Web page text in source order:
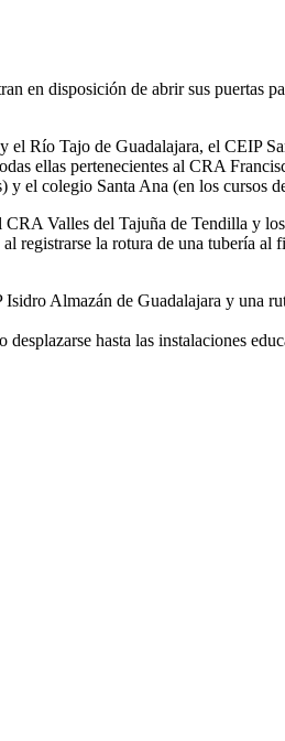
en disposición de abrir sus puertas
el Río Tajo de Guadalajara, el CEIP
ellas pertenecientes al CRA
y el colegio Santa Ana (en los cursos
CRA Valles del Tajuña de Tendilla y
registrarse la rotura de una tubería al
Almazán de Guadalajara y una
hasta las instalaciones